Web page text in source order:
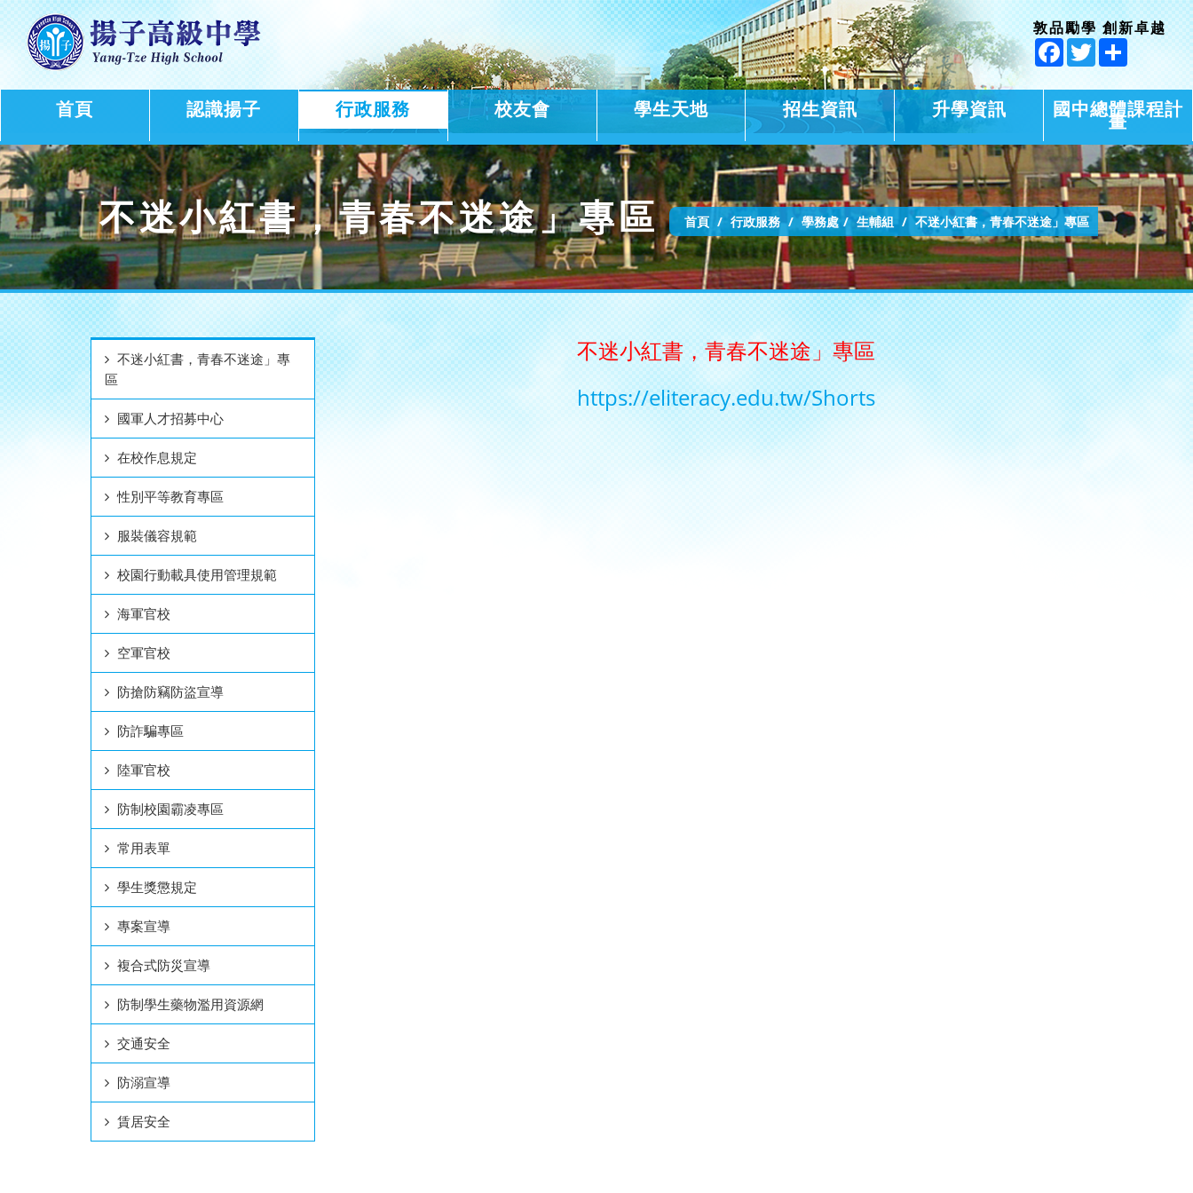
敦品勵學 創新卓越
Facebook
Twitter
首頁 認識揚子 行政服務 校友會 學生天地 招生資訊 升學資訊 國中總體課程計
畫
首頁 行政服務 學務處 生輔組 不迷小紅書，青春不迷途」專區
不迷小紅書，青春不迷途」專區
不迷小紅書，青春不迷途」專
區
國軍人才招募中心
在校作息規定
性別平等教育專區
服裝儀容規範
校園行動載具使用管理規範
海軍官校
空軍官校
防搶防竊防盜宣導
防詐騙專區
陸軍官校
防制校園霸凌專區
常用表單
學生獎懲規定
專案宣導
複合式防災宣導
防制學生藥物濫用資源網
交通安全
防溺宣導
賃居安全
不迷小紅書，青春不迷途」專區
https://eliteracy.edu.tw/Shorts